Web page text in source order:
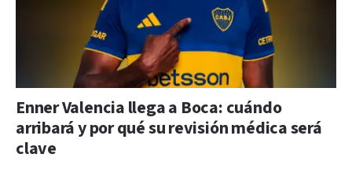
Enner Valencia llega a Boca: cuándo
arribará y por qué su revisión médica será
clave